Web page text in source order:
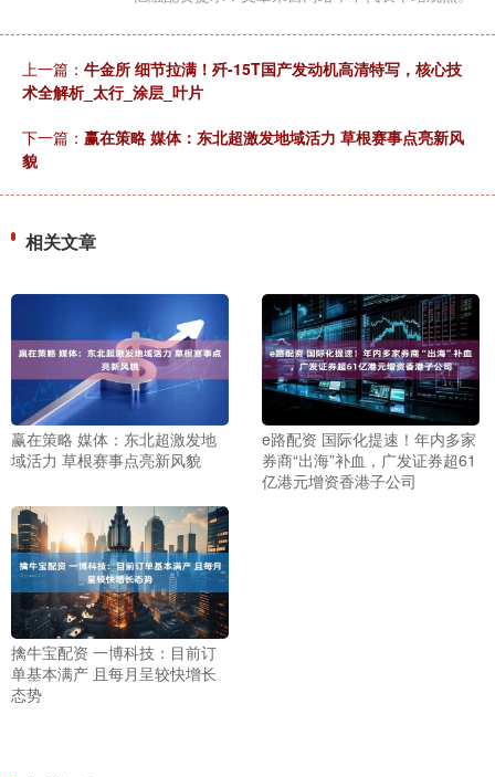
上一篇： 牛金所 细节拉满！歼-15T国产发动机高清特写，核心技
术全解析_太行_涂层_叶片
下一篇： 赢在策略 媒体：东北超激发地域活力 草根赛事点亮新风
貌
相关文章
赢在策略 媒体：东北超激发地
域活力 草根赛事点亮新风貌
e路配资 国际化提速！年内多家
券商“出海”补血，广发证券超61
亿港元增资香港子公司
擒牛宝配资 一博科技：目前订
单基本满产 且每月呈较快增长
态势